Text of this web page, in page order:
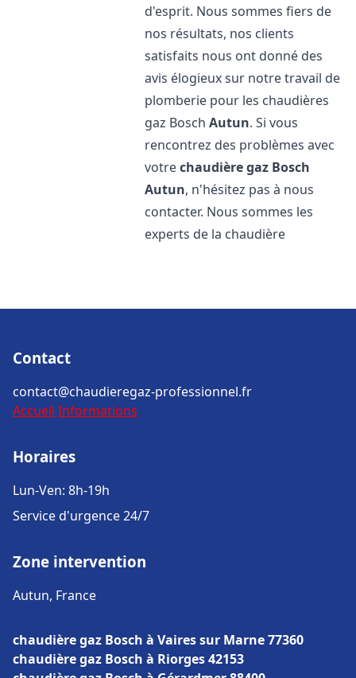
d'esprit. Nous sommes fiers de
nos résultats, nos clients
satisfaits nous ont donné des
avis élogieux sur notre travail de
plomberie pour les chaudières
gaz BoschAutun. Si vous
rencontrez des problèmes avec
votrechaudière gaz Bosch
Autun, n'hésitez pas à nous
contacter. Nous sommes les
experts de la chaudière
Contact
contact@chaudieregaz-professionnel.fr
Accueil Informations
Horaires
Lun-Ven: 8h-19h
Service d'urgence 24/7
Zone intervention
Autun, France
chaudière gaz Bosch à Vaires sur Marne 77360
chaudière gaz Bosch à Riorges 42153